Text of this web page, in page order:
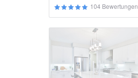
104 Bewertungen